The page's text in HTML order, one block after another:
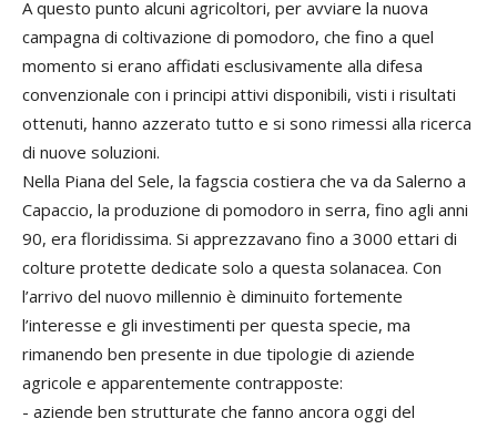
A questo punto alcuni agricoltori, per avviare la nuova
campagna di coltivazione di pomodoro, che fino a quel
momento si erano affidati esclusivamente alla difesa
convenzionale con i principi attivi disponibili, visti i risultati
ottenuti, hanno azzerato tutto e si sono rimessi alla ricerca
di nuove soluzioni.
Nella Piana del Sele, la fagscia costiera che va da Salerno a
Capaccio, la produzione di pomodoro in serra, fino agli anni
90, era floridissima. Si apprezzavano fino a 3000 ettari di
colture protette dedicate solo a questa solanacea. Con
l’arrivo del nuovo millennio è diminuito fortemente
l’interesse e gli investimenti per questa specie, ma
rimanendo ben presente in due tipologie di aziende
agricole e apparentemente contrapposte:
- aziende ben strutturate che fanno ancora oggi del